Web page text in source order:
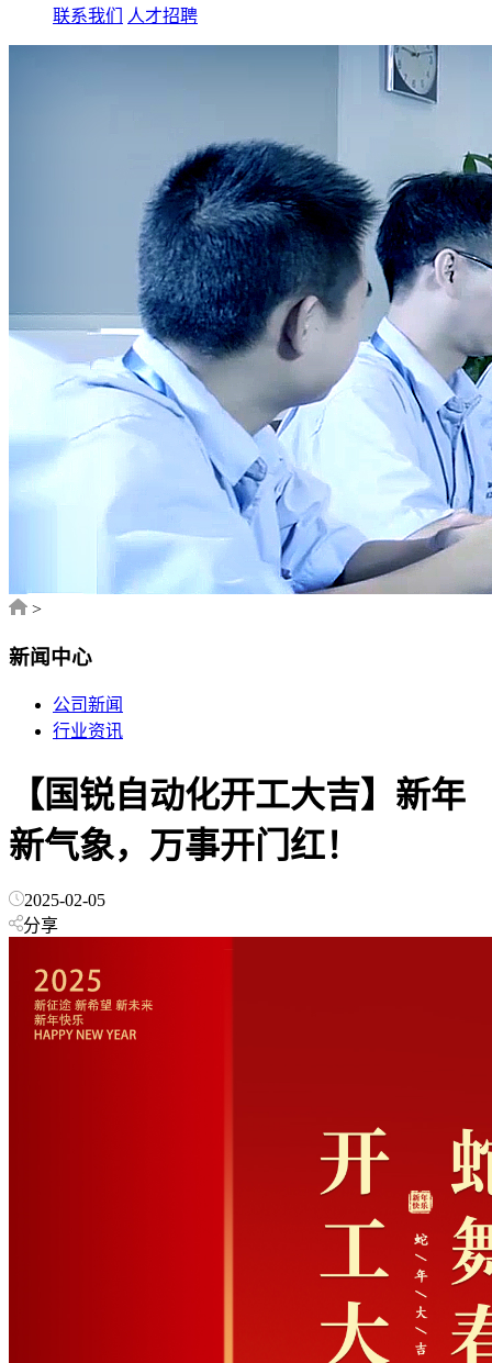
联系我们
人才招聘
>
新闻中心
公司新闻
行业资讯
【国锐自动化开工大吉】新年
新气象，万事开门红！
2025-02-05
分享